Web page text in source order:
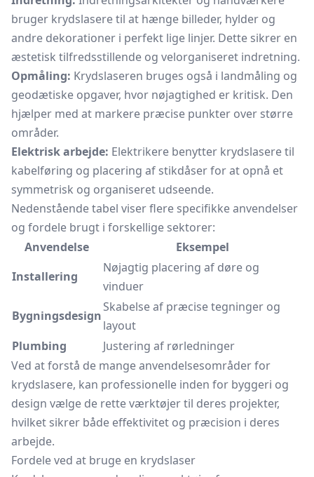
bruger krydslasere til at hænge billeder, hylder og
andre dekorationer i perfekt lige linjer. Dette sikrer en
æstetisk tilfredsstillende og velorganiseret indretning.
Opmåling: Krydslaseren bruges også i landmåling og
geodætiske opgaver, hvor nøjagtighed er kritisk. Den
hjælper med at markere præcise punkter over større
områder.
Elektrisk arbejde: Elektrikere benytter krydslasere til
kabelføring og placering af stikdåserfor at opnå et
symmetrisk og organiseret udseende.
Nedenstående tabel viser flere specifikke anvendelser
og fordele brugt i forskellige sektorer:
Anvendelse
Eksempel
Installering
Nøjagtig placering af døre og
vinduer
Bygningsdesign
Skabelse af præcise tegninger og
layout
Plumbing
Justering af rørledninger
Ved at forstå de mange anvendelsesområder for
krydslasere, kan professionelle inden for byggeri og
design vælge de rette værktøjer til deres projekter,
hvilket sikrer både effektivitet og præcision i deres
arbejde.
Fordele ved at bruge en krydslaser